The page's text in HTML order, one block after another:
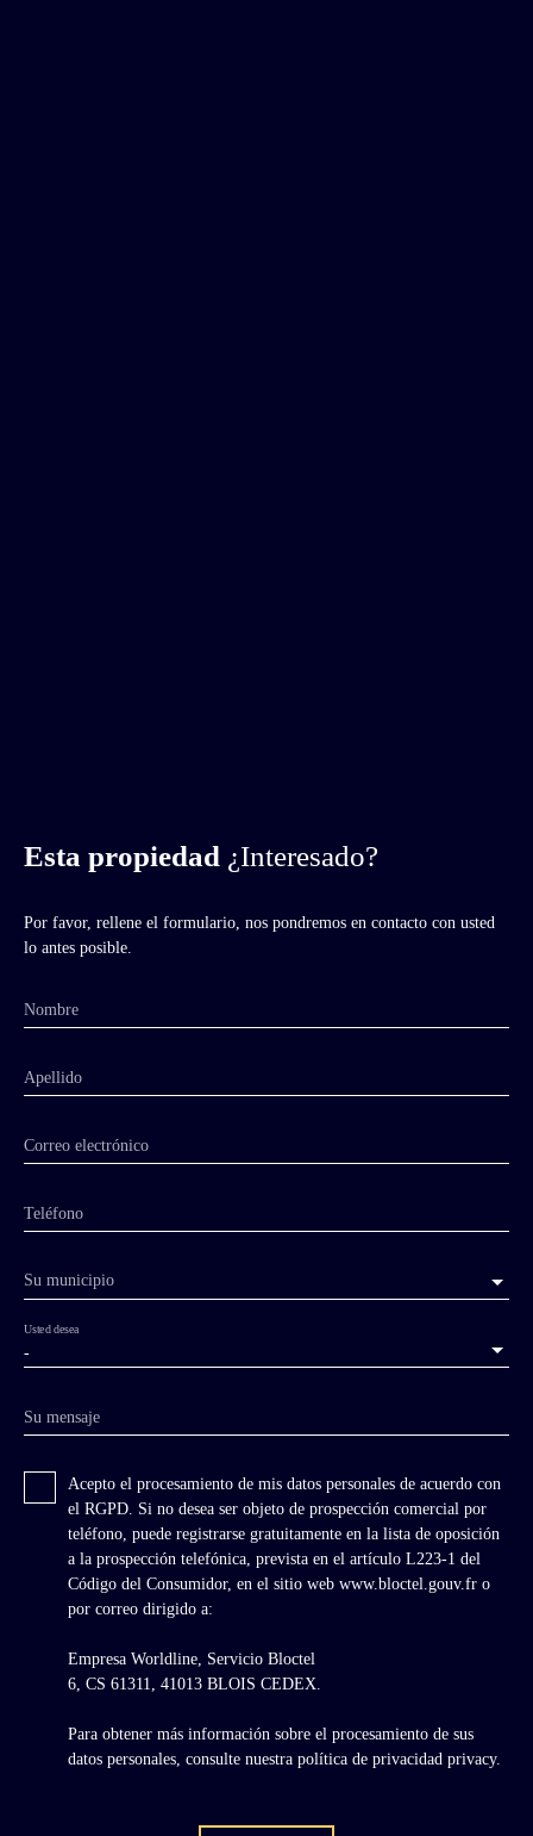
Esta propiedad ¿Interesado?
Por favor, rellene el formulario, nos pondremos en contacto con usted
lo antes posible.
Nombre
Apellido
Correo electrónico
Teléfono
Su municipio
-
Usted desea
Su mensaje
Acepto el procesamiento de mis datos personales de acuerdo con
el RGPD. Si no desea ser objeto de prospección comercial por
teléfono, puede registrarse gratuitamente en la lista de oposición
a la prospección telefónica, prevista en el artículo L223-1 del
Código del Consumidor, en el sitio web www.bloctel.gouv.fr o
por correo dirigido a:
Empresa Worldline, Servicio Bloctel
6, CS 61311, 41013 BLOIS CEDEX.
Para obtener más información sobre el procesamiento de sus
datos personales, consulte nuestra política de privacidad privacy.